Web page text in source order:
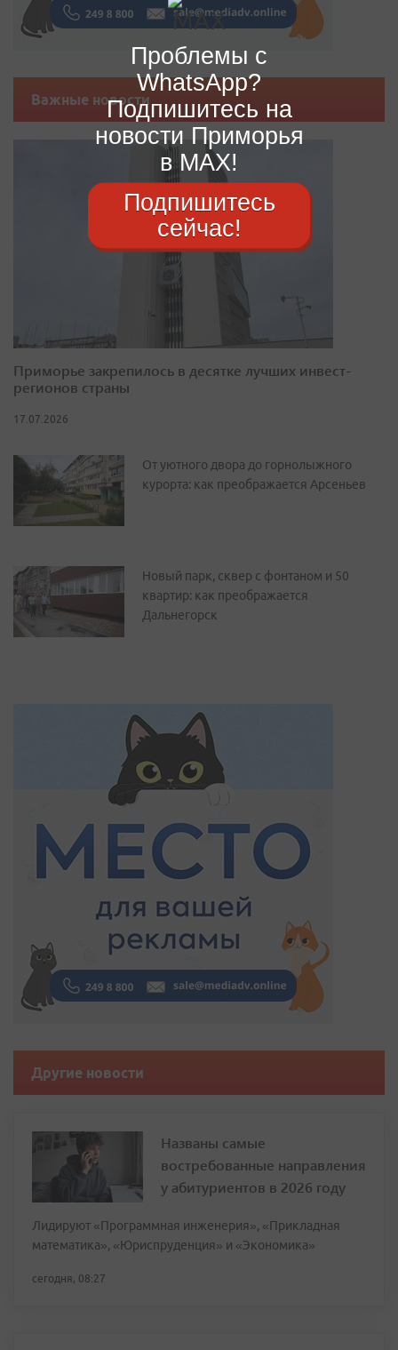
Важные новости
Приморье закрепилось в десятке лучших инвест-
регионов страны
17.07.2026
От уютного двора до горнолыжного
курорта: как преображается Арсеньев
Новый парк, сквер с фонтаном и 50
квартир: как преображается
Дальнегорск
Другие новости
Названы самые
востребованные направления
у абитуриентов в 2026 году
Лидируют «Программная инженерия», «Прикладная
математика», «Юриспруденция» и «Экономика»
сегодня, 08:27
Проблемы с
WhatsApp?
Подпишитесь на
новости Приморья
в MAX!
Подпишитесь
сейчас!